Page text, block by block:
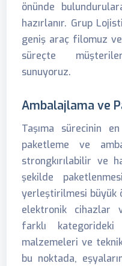
önünde
hazırlanır. Grup
geniş araç filomuz
süreçte
sunuyoruz.
Ambalajlama ve
Taşıma sürecinin
paketleme ve
strongkırılabilir ve
şekilde
yerleştirilmesi büyük
elektronik cihazlar
farklı
malzemeleri ve
bu noktada,